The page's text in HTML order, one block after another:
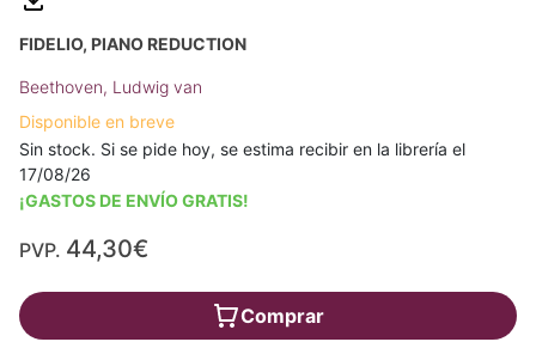
FIDELIO, PIANO REDUCTION
Beethoven, Ludwig van
Disponible en breve
Sin stock. Si se pide hoy, se estima recibir en la librería el
17/08/26
¡GASTOS DE ENVÍO GRATIS!
PVP. 44,30€
Comprar